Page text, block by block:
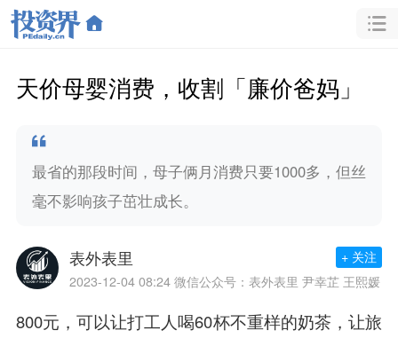
天价母婴消费，收割「廉价爸妈」
最省的那段时间，母子俩月消费只要1000多，但丝
毫不影响孩子茁壮成长。
表外表里
2023-12-04 08:24 微信公众号：表外表里 尹幸芷 王熙媛
+ 关注
800元，可以让打工人喝60杯不重样的奶茶，让旅